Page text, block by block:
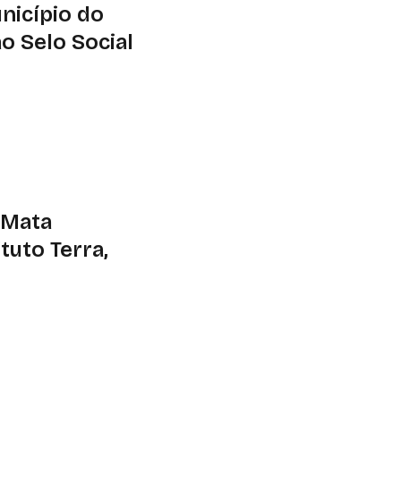
do
Selo Social
Terra,